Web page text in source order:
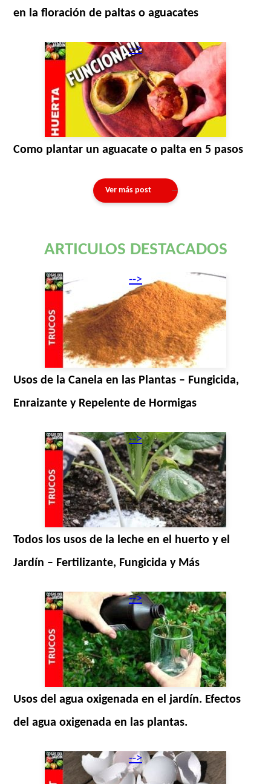
en la floración de paltas o aguacates
-->
Como plantar un aguacate o palta en 5 pasos
Ver más post
ARTICULOS DESTACADOS
-->
Usos de la Canela en las Plantas – Fungicida,
Enraizante y Repelente de Hormigas
-->
Todos los usos de la leche en el huerto y el
Jardín – Fertilizante, Fungicida y Más
-->
Usos del agua oxigenada en el jardín. Efectos
del agua oxigenada en las plantas.
-->